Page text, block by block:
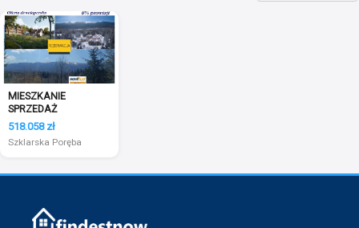
MIESZKANIE
SPRZEDAŻ
518.058 zł
Szklarska Poręba